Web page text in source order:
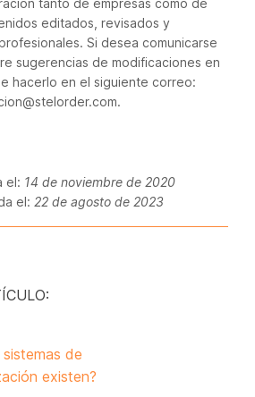
tanto de empresas como de
editados, revisados y
Si desea comunicarse
sugerencias de modificaciones en
hacerlo en el siguiente correo:
el: 14 de noviembre de 2020
el: 22 de agosto de 2023
sistemas de
existen?